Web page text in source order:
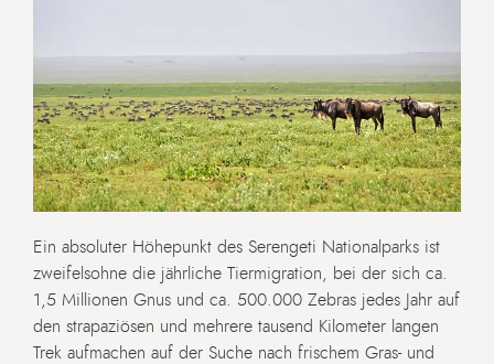
Ein absoluter Höhepunkt des Serengeti Nationalparks ist
zweifelsohne die jährliche Tiermigration, bei der sich ca.
1,5 Millionen Gnus und ca. 500.000 Zebras jedes Jahr auf
den strapaziösen und mehrere tausend Kilometer langen
Trek aufmachen auf der Suche nach frischem Gras- und